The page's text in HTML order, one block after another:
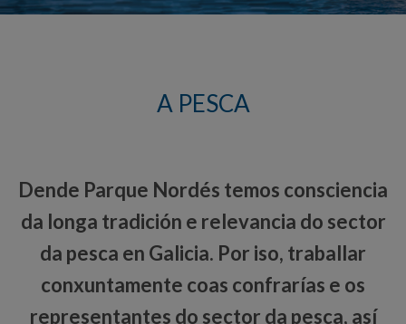
A PESCA
Dende Parque Nordés temos consciencia
da longa tradición e relevancia do sector
da pesca en Galicia. Por iso, traballar
conxuntamente coas confrarías e os
representantes do sector da pesca, así